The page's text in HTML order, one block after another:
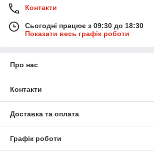
Контакти
Сьогодні працює з 09:30 до 18:30
Показати весь графік роботи
Про нас
Контакти
Доставка та оплата
Графік роботи